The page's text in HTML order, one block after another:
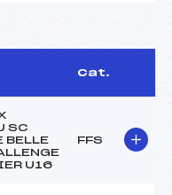
Cat.
SC
BELLE
U16
FFS